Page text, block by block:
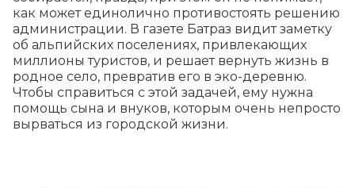
как может единолично противостоять решению
администрации. В газете Батраз видит заметку
об альпийских поселениях, привлекающих
миллионы туристов, и решает вернуть жизнь в
родное село, превратив его в эко-деревню.
Чтобы справиться с этой задачей, ему нужна
помощь сына и внуков, которым очень непросто
вырваться из городской жизни.